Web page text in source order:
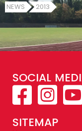
NEWS 2013
SOCIAL
SITEMAP